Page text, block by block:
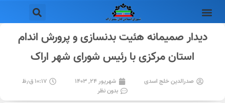
دیدار صمیمانه هئیت بدنسازی و پرورش اندام
استان مرکزی با رئیس شورای شهر اراک
صدرالدین خلج اسدی شهریور ۲۴, ۱۴۰۳
۱۰:۱۷ ق٫ظ
بدون نظر